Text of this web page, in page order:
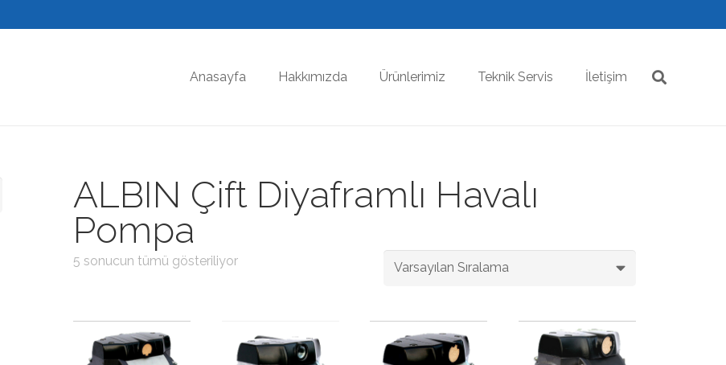
Anasayfa Hakkımızda Ürünlerimiz Teknik Servis İletişim
ALBIN Çift Diyaframlı Havalı
Pompa
5 sonucun tümü gösteriliyor